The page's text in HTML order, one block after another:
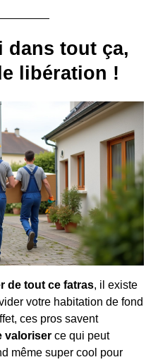
dans tout ça,
libération !
de tout ce fatras, il existe
votre habitation de fond
ces pros savent
valoriser ce qui peut
même super cool pour